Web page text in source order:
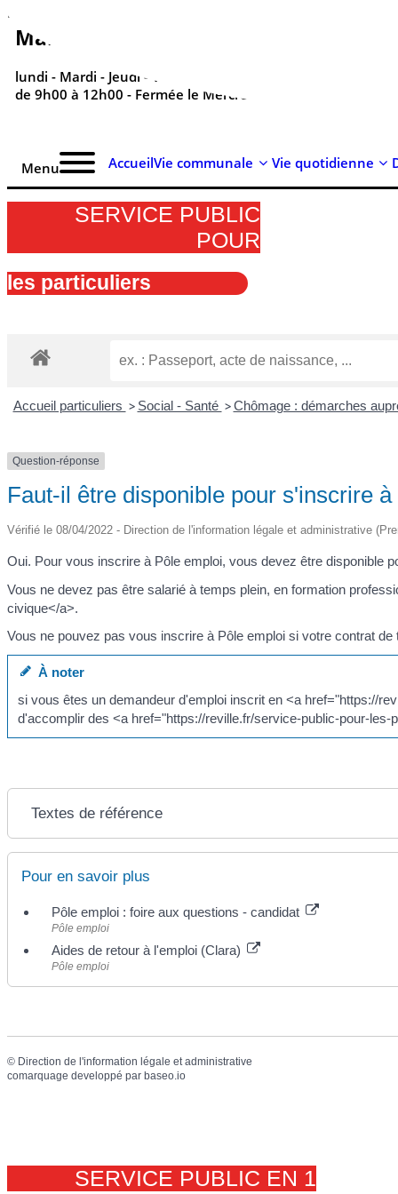
Mairie de Réville - ses horaires
lundi - Mardi - Jeudi - Vendredi - Samedi
de 9h00 à 12h00 - Fermée le Mercredi
Menu AccueilVie communale Vie quotidienne
SERVICE PUBLIC
POUR​
les particuliers
Accueil particuliers > Social - Santé > Chômage : démarches
Question-réponse
Faut-il être disponible pour s'inscrire
Vérifié le 08/04/2022 - Direction de l'information légale et administrative
Oui. Pour vous inscrire à Pôle emploi, vous devez être disponible
Vous ne devez pas être salarié à temps plein, en formation
civique</a>.
Vous ne pouvez pas vous inscrire à Pôle emploi si votre contrat
À noter
si vous êtes un demandeur d'emploi inscrit en <a href="https://
d'accomplir des <a href="https://reville.fr/service-public-pour-
Textes de référence
Pour en savoir plus
Pôle emploi : foire aux questions - candidat
Pôle emploi
Aides de retour à l'emploi (Clara)
Pôle emploi
© Direction de l'information légale et administrative
comarquage developpé par baseo.io
SERVICE PUBLIC EN 1